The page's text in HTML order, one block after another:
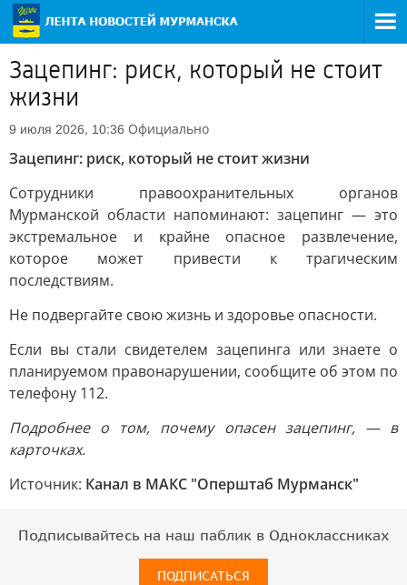
Зацепинг: риск, который не стоит
жизни
9 июля 2026, 10:36 Официально
Зацепинг: риск, который не стоит жизни
Сотрудники правоохранительных органов
Мурманской области напоминают: зацепинг — это
экстремальное и крайне опасное развлечение,
которое может привести к трагическим
последствиям.
Не подвергайте свою жизнь и здоровье опасности.
Если вы стали свидетелем зацепинга или знаете о
планируемом правонарушении, сообщите об этом по
телефону 112.
Подробнее о том, почему опасен зацепинг, — в
карточках.
Источник: Канал в МАКС "Оперштаб Мурманск"
Подписывайтесь на наш паблик в Одноклассниках
ПОДПИСАТЬСЯ